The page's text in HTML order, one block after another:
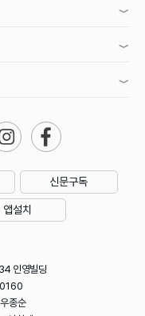
신문구독
앱설치
인영빌딩
종순